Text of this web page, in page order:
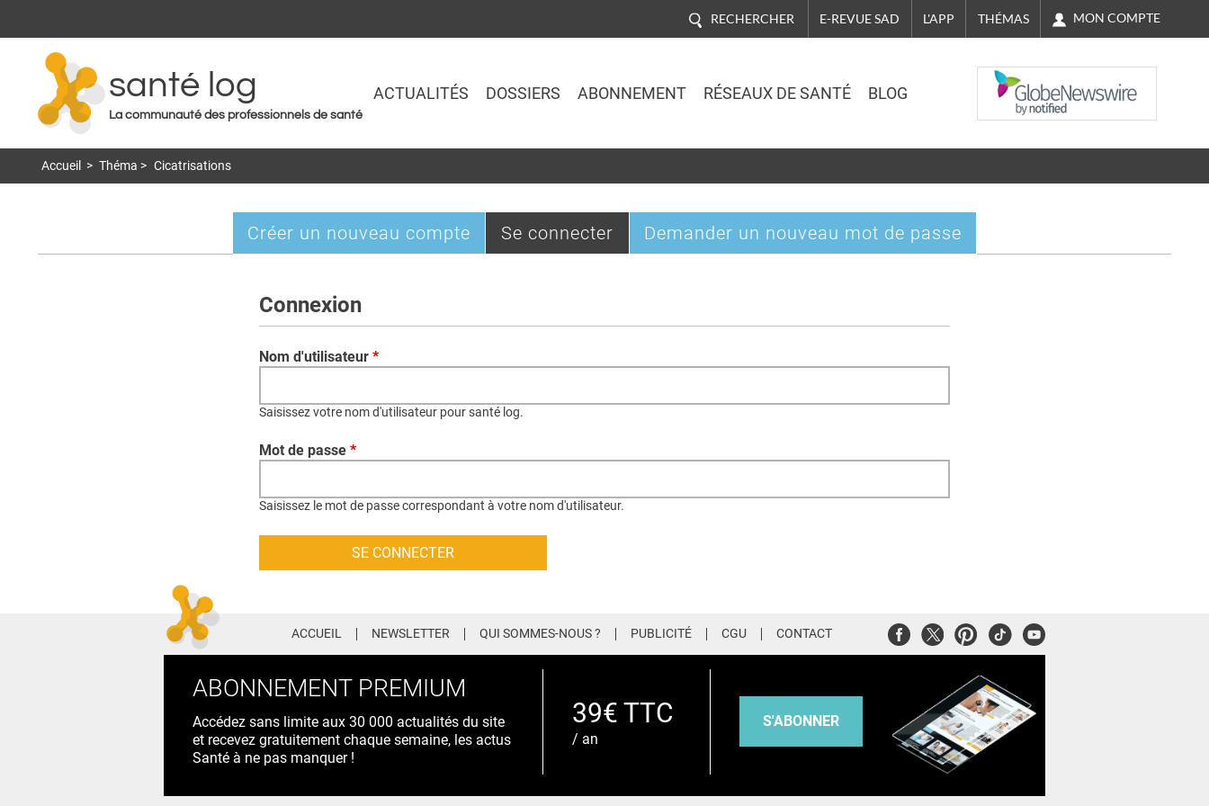
RECHERCHER E-REVUE SAD L'APP THÉMAS MON COMPTE
santé log
La communauté des professionnels de santé
ACTUALITÉS DOSSIERS ABONNEMENT RÉSEAUX DE SANTÉ BLOG
NASDAQ
Accueil > Théma > Cicatrisations
Onglets
Créer un nouveau compte Se connecter (onglet
actif)
Demander un nouveau mot de passe
Connexion
Nom d'utilisateur *
Saisissez votre nom d'utilisateur pour santé log.
Mot de passe *
Saisissez le mot de passe correspondant à votre nom d'utilisateur.
ACCUEIL NEWSLETTER QUI SOMMES-NOUS ? PUBLICITÉ CGU CONTACT FacebookTwitterPinterest
TiktokYoutube
ABONNEMENT PREMIUM
Accédez sans limite aux 30 000 actualités du site
et recevez gratuitement chaque semaine, les actus
Santé à ne pas manquer !
39€ TTC
/ an
S'ABONNER